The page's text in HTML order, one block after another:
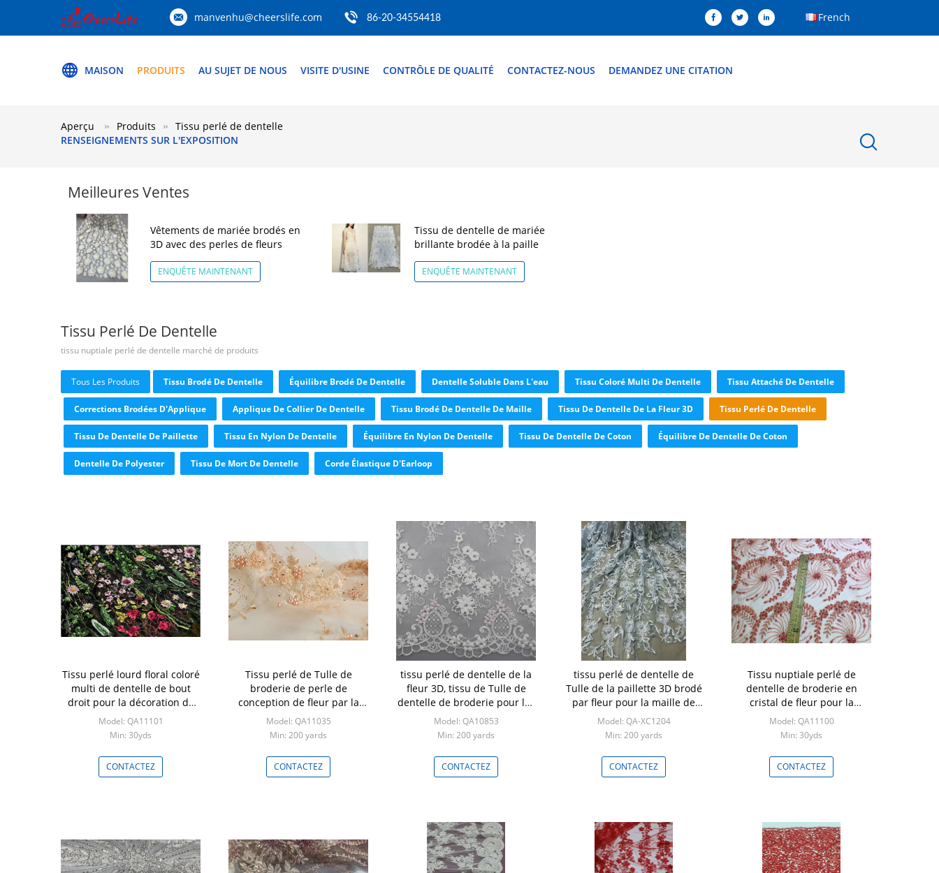
manvenhu@cheerslife.com 86-20-34554418 French
MAISON PRODUITS AU SUJET DE NOUS VISITE D'USINE CONTRÔLE DE QUALITÉ CONTACTEZ-NOUS DEMANDEZ UNE CITATION
RENSEIGNEMENTS SUR L'EXPOSITION
Aperçu Produits Tissu perlé de dentelle
Meilleures Ventes
Vêtements de mariée brodés en
3D avec des perles de fleurs
ENQUÊTE MAINTENANT
Tissu de dentelle de mariée
brillante brodée à la paille
ENQUÊTE MAINTENANT
Tissu Perlé De Dentelle
tissu nuptiale perlé de dentelle marché de produits
Tous Les Produits Tissu Brodé De Dentelle Équilibre Brodé De Dentelle Dentelle Soluble Dans L'eau Tissu Coloré Multi De Dentelle Tissu Attaché De Dentelle
Corrections Brodées D'Applique Applique De Collier De Dentelle Tissu Brodé De Dentelle De Maille Tissu De Dentelle De La Fleur 3D Tissu Perlé De Dentelle
Tissu De Dentelle De Paillette Tissu En Nylon De Dentelle Équilibre En Nylon De Dentelle Tissu De Dentelle De Coton Équilibre De Dentelle De Coton
Dentelle De Polyester Tissu De Mort De Dentelle Corde Élastique D'Earloop
Tissu perlé lourd floral coloré
multi de dentelle de bout
droit pour la décoration de
robe de mariage
Model: QA11101
Min: 30yds
CONTACTEZ
Tissu perlé de Tulle de
broderie de perle de
conception de fleur par la
cour pour Douture Haute
Model: QA11035
Min: 200 yards
CONTACTEZ
tissu perlé de dentelle de la
fleur 3D, tissu de Tulle de
dentelle de broderie pour les
robes nuptiales
Model: QA10853
Min: 200 yards
CONTACTEZ
tissu perlé de dentelle de
Tulle de la paillette 3D brodé
par fleur pour la maille de
robe de mariage
Model: QA-XC1204
Min: 200 yards
CONTACTEZ
Tissu nuptiale perlé de
dentelle de broderie en
cristal de fleur pour la
largeur des robes de mariage
125cm
Model: QA11100
Min: 30yds
CONTACTEZ